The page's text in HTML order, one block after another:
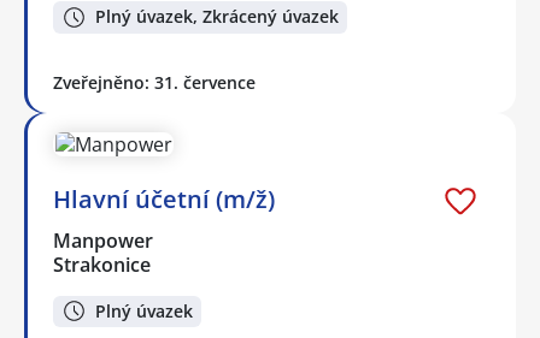
Plný úvazek, Zkrácený úvazek
Zveřejněno: 31. července
Hlavní účetní (m/ž)
Manpower
Strakonice
Plný úvazek